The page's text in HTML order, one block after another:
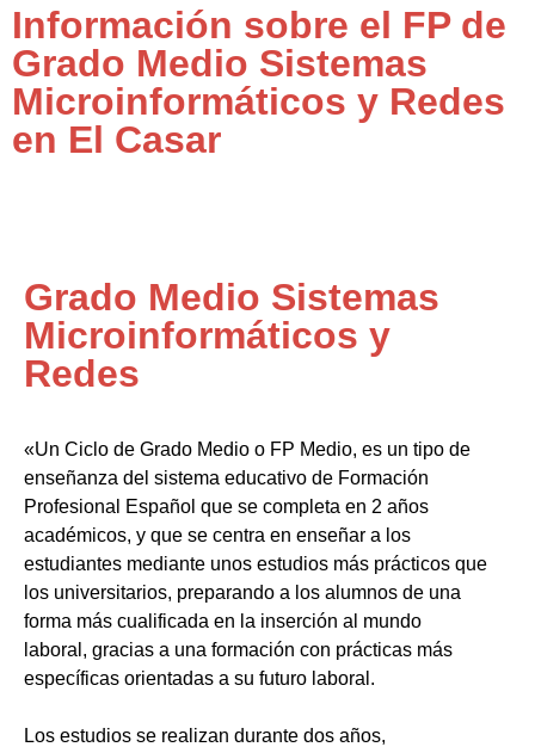
Información sobre el FP de
Grado Medio Sistemas
Microinformáticos y Redes
en El Casar
Grado Medio Sistemas
Microinformáticos y
Redes
«Un Ciclo de Grado Medio o FP Medio, es un tipo de
enseñanza del sistema educativo de Formación
Profesional Español que se completa en 2 años
académicos, y que se centra en enseñar a los
estudiantes mediante unos estudios más prácticos que
los universitarios, preparando a los alumnos de una
forma más cualificada en la inserción al mundo
laboral, gracias a una formación con prácticas más
específicas orientadas a su futuro laboral.
Los estudios se realizan durante dos años,